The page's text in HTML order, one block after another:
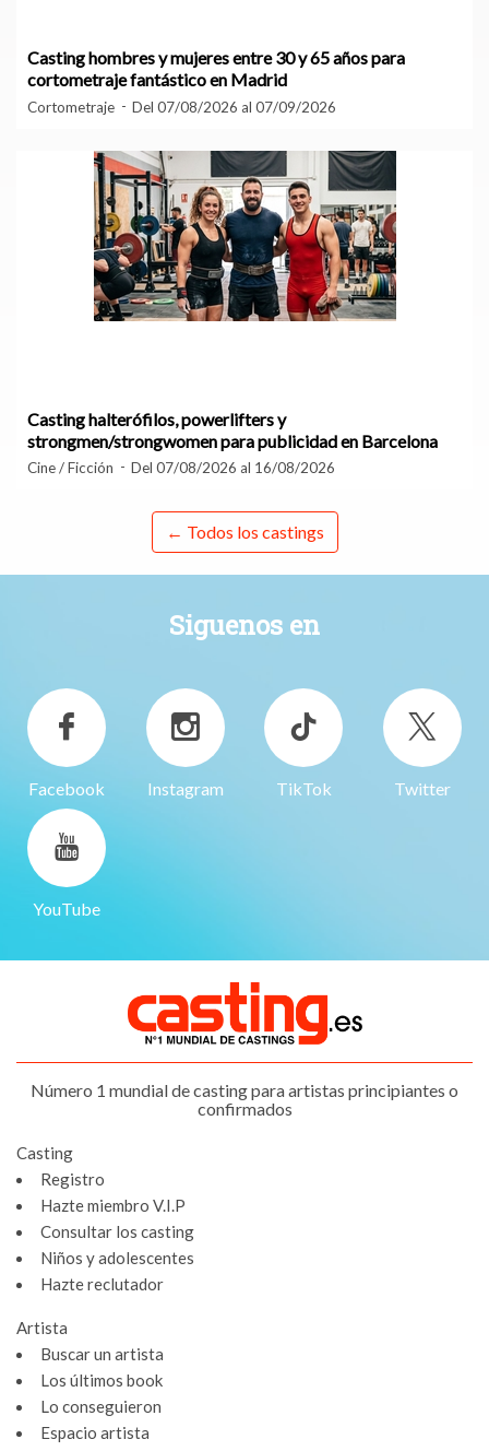
Casting hombres y mujeres entre 30 y 65 años para
cortometraje fantástico en Madrid
Cortometraje Del 07/08/2026 al 07/09/2026
Casting halterófilos, powerlifters y
strongmen/strongwomen para publicidad en Barcelona
Cine / Ficción Del 07/08/2026 al 16/08/2026
← Todos los castings
Siguenos en
Facebook Instagram TikTok Twitter
YouTube
Número 1 mundial de casting para artistas principiantes o
confirmados
Casting
Registro
Hazte miembro V.I.P
Consultar los casting
Niños y adolescentes
Hazte reclutador
Artista
Buscar un artista
Los últimos book
Lo conseguieron
Espacio artista